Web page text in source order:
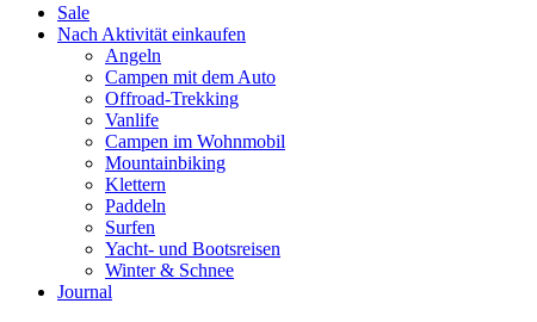
Sale
Nach Aktivität einkaufen
Angeln
Campen mit dem Auto
Offroad-Trekking
Vanlife
Campen im Wohnmobil
Mountainbiking
Klettern
Paddeln
Surfen
Yacht- und Bootsreisen
Winter & Schnee
Journal